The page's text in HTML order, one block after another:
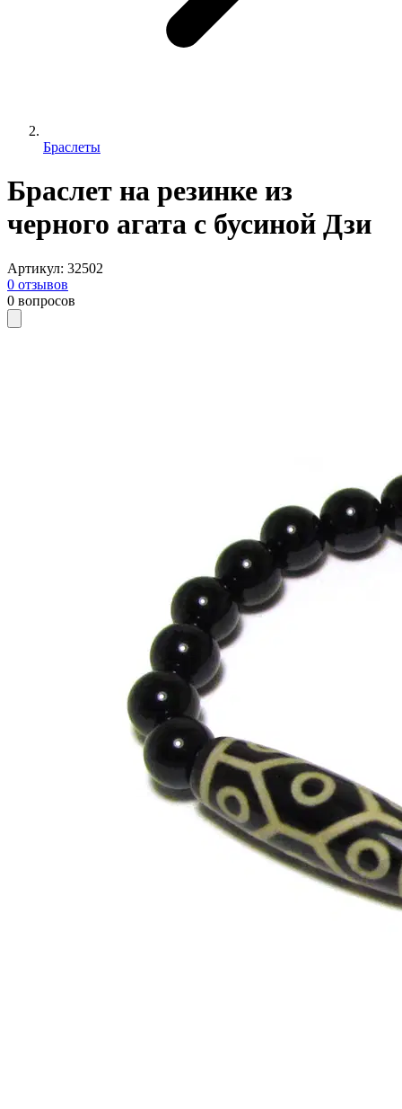
Браслеты
Браслет на резинке из
черного агата с бусиной Дзи
Артикул: 32502
0 отзывов
0 вопросов